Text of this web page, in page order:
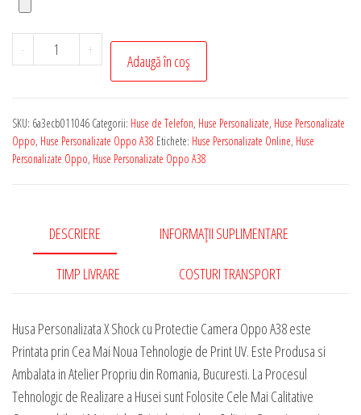
-
Cantitate
Promo
Personalizata
X
Protectie
Oppo
+
Adaugă în coș
SKU: 6a3ecb011046 Categorii: Huse de Telefon, Huse Personalizate, Huse Personalizate
Oppo, Huse Personalizate Oppo A38 Etichete: Huse Personalizate Online, Huse
Personalizate Oppo, Huse Personalizate Oppo A38
DESCRIERE INFORMAȚII SUPLIMENTARE
TIMP LIVRARE COSTURI TRANSPORT
Husa Personalizata X Shock cu Protectie Camera Oppo A38 este
Printata prin Cea Mai Noua Tehnologie de Print UV. Este Produsa si
Ambalata in Atelier Propriu din Romania, Bucuresti. La Procesul
Tehnologic de Realizare a Husei sunt Folosite Cele Mai Calitative